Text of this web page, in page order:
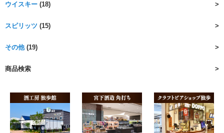
ウイスキー (18)
スピリッツ (15)
その他(19)
商品検索